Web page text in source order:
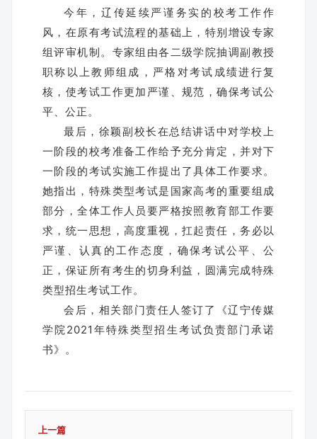
今年，辽传延续严谨务实的校考工作作
风，在原有考试流程的基础上，特别增设专家
组评审机制。专家组由各二级学院抽调副教授
职称以上教师组成，严格对考试成绩进行复
核，使考试工作更加严谨、规范，确保考试公
平、公正。
最后，徐颖副校长在总结讲话中对学校上
一阶段的校考准备工作给予充分肯定，并对下
一阶段的考试实施工作提出了具体工作要求。
她指出，特殊类型考试是国家高考的重要组成
部分，全体工作人员要严格按照教育部工作要
求，统一思想，高度重视，扛起责任，务必以
严谨、认真的工作态度，确保考试公平、公
正，保证所有考生的切身利益，圆满完成特殊
类型招生考试工作。
会后，相关部门责任人签订了《辽宁传媒
学院2021年特殊类型招生考试负责部门承诺
书》。
上一篇